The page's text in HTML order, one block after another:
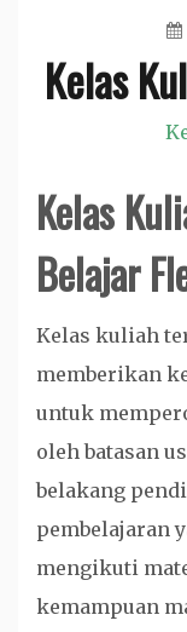
Kelas
Kelas
Belajar
Kelas kuliah
memberikan
untuk
oleh batasan
belakang
pembelajaran
mengikuti
kemampuan